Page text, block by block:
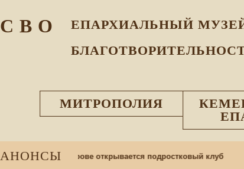
С В О ЕПАРХИАЛЬНЫЙ
МИТРОПОЛИЯ
АНОНСЫ
Матери в Кемерове открывается подростковый клуб